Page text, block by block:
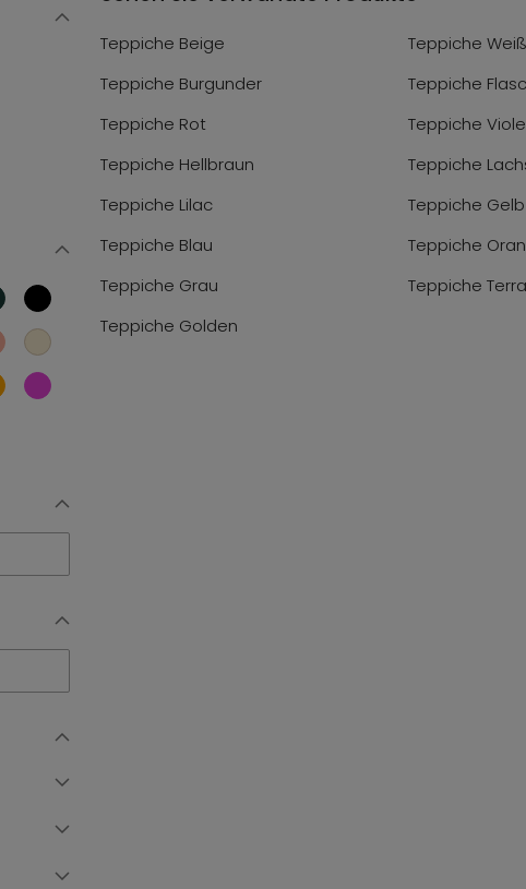
Teppiche Beige Teppiche Weiß
Teppiche Burgunder
Teppiche
Teppiche Rot
Teppiche
Teppiche Hellbraun
Teppiche
Teppiche Lilac
Teppiche Gelb
Teppiche Blau
Teppiche
Teppiche Grau
Teppiche
Teppiche Golden